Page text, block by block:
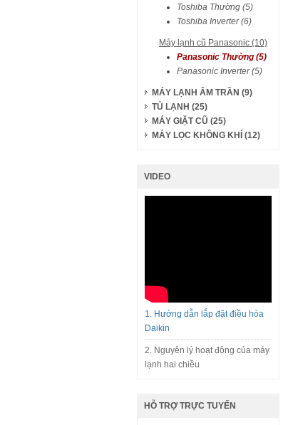
Toshiba Thường (5)
Toshiba Inverter (6)
Máy lạnh cũ Panasonic (10)
Panasonic Thường (5)
Panasonic Inverter (5)
MÁY LẠNH ÂM TRẦN (9)
TỦ LẠNH (25)
MÁY GIẶT CŨ (25)
MÁY LỌC KHÔNG KHÍ (12)
VIDEO
1. Hướng dẫn lắp đặt điều hòa
Daikin
2. Nguyên lý hoạt động của máy
lạnh hai chiều
HỖ TRỢ TRỰC TUYẾN